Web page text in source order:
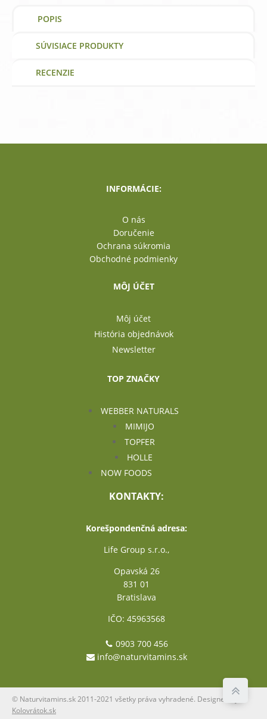
POPIS
SÚVISIACE PRODUKTY
RECENZIE
INFORMÁCIE:
O nás
Doručenie
Ochrana súkromia
Obchodné podmienky
MÔJ ÚČET
Môj účet
História objednávok
Newsletter
TOP ZNAČKY
WEBBER NATURALS
MIMIJO
TOPFER
HOLLE
NOW FOODS
KONTAKTY:
Korešpondenčná adresa:
Life Group s.r.o.,
Opavská 26
831 01
Bratislava
IČO: 45963568
0903 700 456
info@naturvitamins.sk
© Naturvitamins.sk 2011-2021 všetky práva vyhradené. Designed by
Kolovrátok.sk